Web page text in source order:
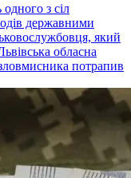
з сіл
державними
який
обласна
потрапив